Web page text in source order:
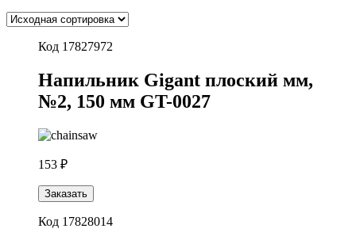
Код 17827972
Напильник Gigant плоский мм,
№2, 150 мм GT-0027
153 ₽
Заказать
Код 17828014